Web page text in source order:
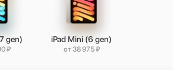
gen)
₽
iPad Mini (6 gen)
от 38 975 ₽